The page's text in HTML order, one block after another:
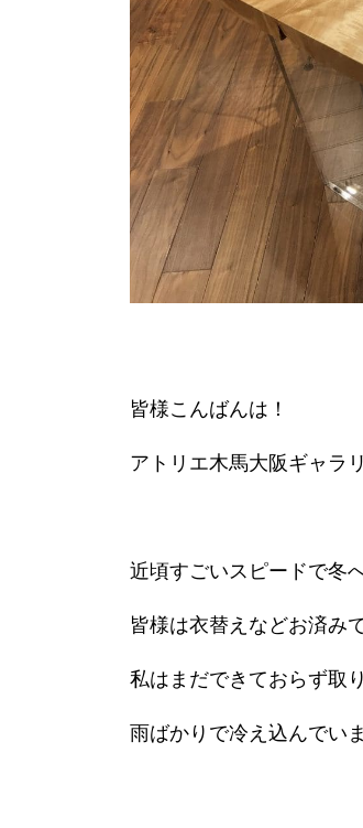
メンテナンス方法
皆様こんばんは！
アトリエ木馬大阪ギャラ
近頃すごいスピードで冬
皆様は衣替えなどお済み
私はまだできておらず取
雨ばかりで冷え込んでい